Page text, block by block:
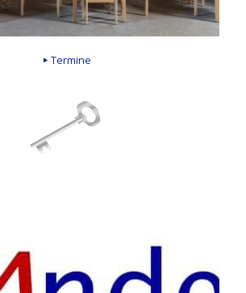
Termine